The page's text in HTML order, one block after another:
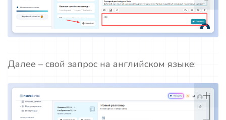
Далее – свой запрос на английском языке: